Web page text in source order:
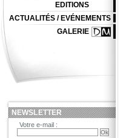
EDITIONS
ACTUALITÉS / EVÉNEMENTS
GALERIE
NEWSLETTER
Votre e-mail :